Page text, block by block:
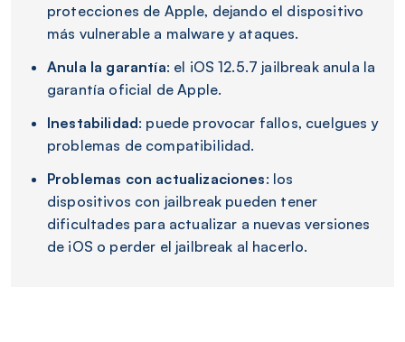
protecciones de Apple, dejando el dispositivo
más vulnerable a malware y ataques.
Anula la garantía: el iOS 12.5.7 jailbreak anula la
garantía oficial de Apple.
Inestabilidad: puede provocar fallos, cuelgues y
problemas de compatibilidad.
Problemas con actualizaciones: los
dispositivos con jailbreak pueden tener
dificultades para actualizar a nuevas versiones
de iOS o perder el jailbreak al hacerlo.